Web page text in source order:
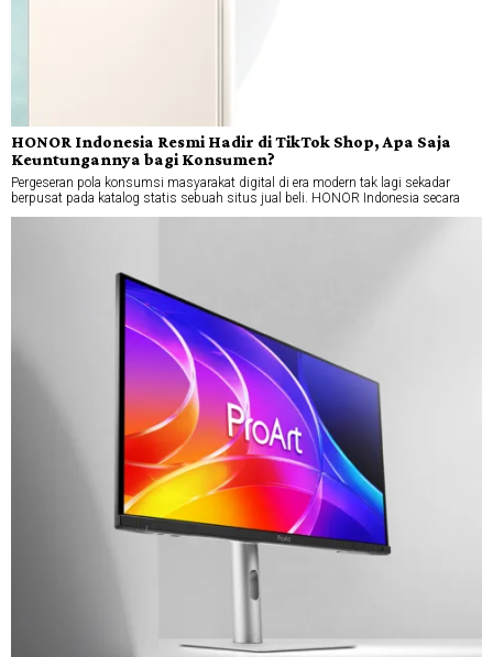
HONOR Indonesia Resmi Hadir di TikTok Shop, Apa Saja
Keuntungannya bagi Konsumen?
Pergeseran pola konsumsi masyarakat digital di era modern tak lagi sekadar
berpusat pada katalog statis sebuah situs jual beli. HONOR Indonesia secara